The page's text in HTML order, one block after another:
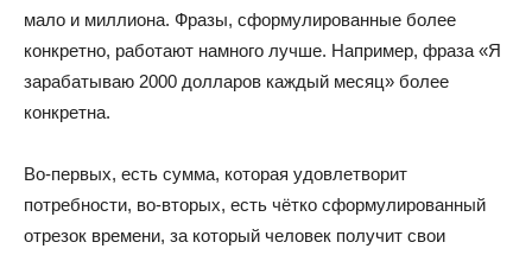
мало и миллиона. Фразы, сформулированные более
конкретно, работают намного лучше. Например, фраза «Я
зарабатываю 2000 долларов каждый месяц» более
конкретна.
Во-первых, есть сумма, которая удовлетворит
потребности, во-вторых, есть чётко сформулированный
отрезок времени, за который человек получит свои